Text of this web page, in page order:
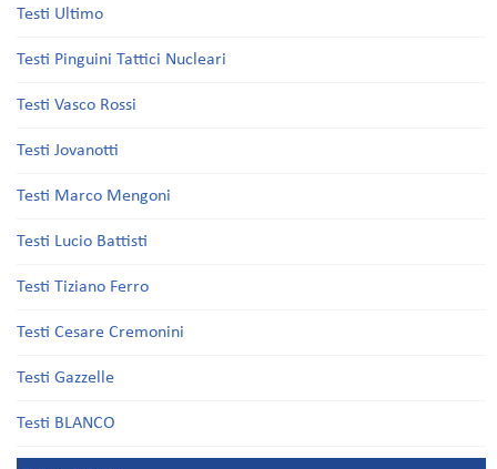
Testi Ultimo
Testi Pinguini Tattici Nucleari
Testi Vasco Rossi
Testi Jovanotti
Testi Marco Mengoni
Testi Lucio Battisti
Testi Tiziano Ferro
Testi Cesare Cremonini
Testi Gazzelle
Testi BLANCO